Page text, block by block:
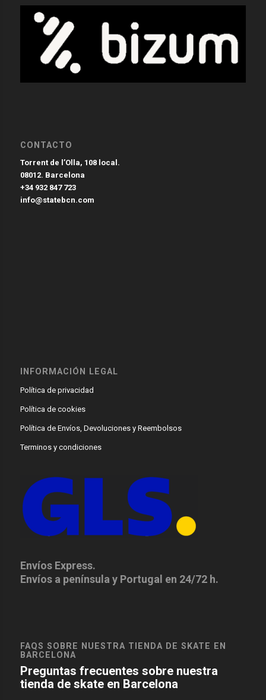
CONTACTO
Torrent de l’Olla, 108 local.
08012. Barcelona
+34 932 847 723
info@statebcn.com
INFORMACIÓN LEGAL
Política de privacidad
Política de cookies
Política de Envíos, Devoluciones y Reembolsos
Terminos y condiciones
Envíos Express.
Envíos a península y Portugal en 24/72 h.
FAQS SOBRE NUESTRA TIENDA DE SKATE EN
BARCELONA
Preguntas frecuentes sobre nuestra
tienda de skate en Barcelona